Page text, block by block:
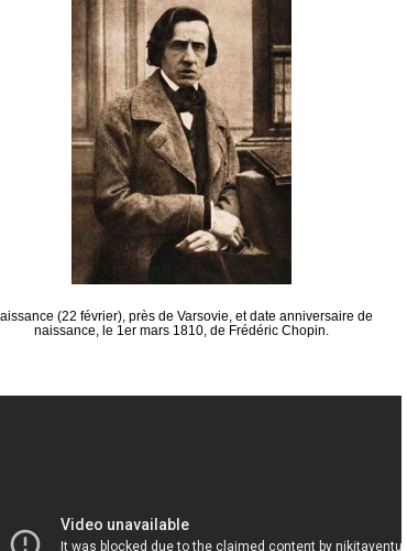
(22 février), près de Varsovie, et date anniversaire de
naissance, le 1er mars 1810, de Frédéric Chopin.